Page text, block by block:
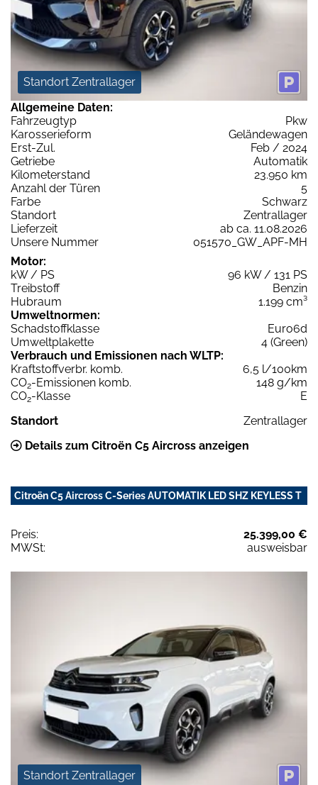
Standort Zentrallager
Allgemeine Daten:
Fahrzeugtyp
Pkw
Karosserieform
Geländewagen
Erst-Zul.
Feb / 2024
Getriebe
Automatik
Kilometerstand
23.950 km
Anzahl der Türen
5
Farbe
Schwarz
Standort
Zentrallager
Lieferzeit
ab ca. 11.08.2026
Unsere Nummer
051570_GW_APF-MH
Motor:
kW / PS
96 kW / 131 PS
Treibstoff
Benzin
Hubraum
1.199 cm³
Umweltnormen:
Schadstoffklasse
Euro6d
Umweltplakette
4 (Green)
Verbrauch und Emissionen nach WLTP:
Kraftstoffverbr. komb.
6,5 l/100km
CO2-Emissionen komb.
148 g/km
CO2-Klasse
E
Standort
Zentrallager
Details zum Citroën C5 Aircross anzeigen
Citroën C5 Aircross C-Series AUTOMATIK LED SHZ KEYLESS T
Preis:
25.399,00 €
MWSt:
ausweisbar
Standort Zentrallager